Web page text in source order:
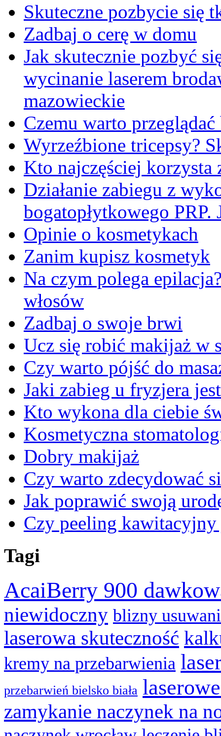
Skuteczne pozbycie się
Zadbaj o cerę w domu
Jak skutecznie pozbyć
wycinanie laserem
mazowieckie
Czemu warto
Wyrzeźbione tricepsy?
Kto najczęściej korzysta
Działanie zabiegu z
bogatopłytkowego PRP.
Opinie o kosmetykach
Zanim kupisz kosmetyk
Na czym polega
włosów
Zadbaj o swoje brwi
Ucz się robić makijaż w
Czy warto pójść do
Jaki zabieg u fryzjera
Kto wykona dla ciebie
Kosmetyczna
Dobry makijaż
Czy warto zdecydować
Jak poprawić swoją
Czy peeling kawitacyjny
Tagi
AcaiBerry 900
niewidoczny blizny
laserowa skuteczność
kremy na przebarwienia
przebarwień bielsko biała
zamykanie naczynek na